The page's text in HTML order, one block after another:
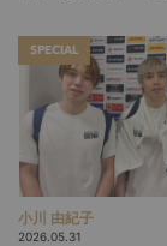
SPECIAL
小川 由紀子
2026.05.31